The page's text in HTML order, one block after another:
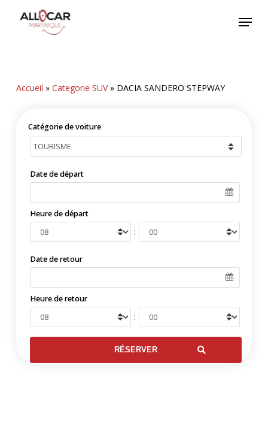
Menu
Accueil » Categorie SUV» DACIA SANDERO STEPWAY
Catégorie de voiture
Date de départ
Heure de départ
:
Date de retour
Heure de retour
: